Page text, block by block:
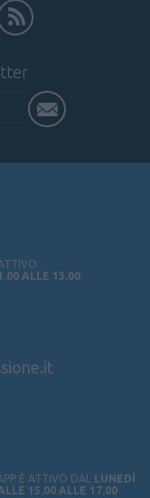
ALLE 13.00
È ATTIVO DAL
LUNEDÌ
15.00 ALLE 17.00